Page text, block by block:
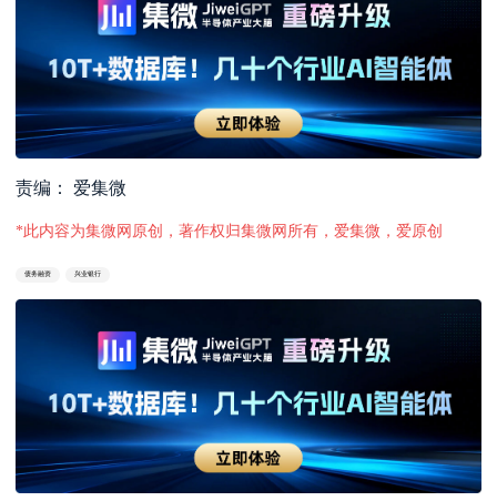
责编： 爱集微
*此内容为集微网原创，著作权归集微网所有，爱集微，爱原创
债务融资 兴业银行